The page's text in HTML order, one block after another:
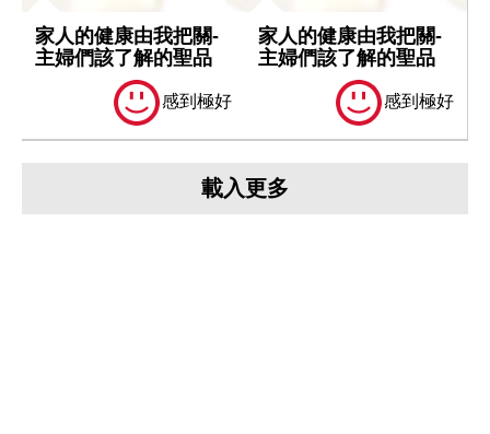
家人的健康由我把關-
主婦們該了解的聖品
感到極好
家人的健康由我把關-
主婦們該了解的聖品
感到極好
載入更多